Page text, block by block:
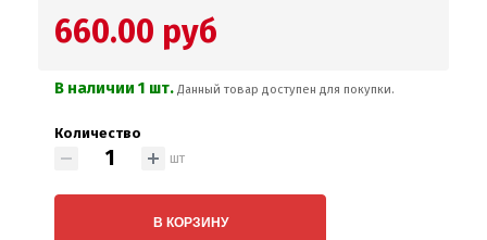
660.00 руб
В наличии 1 шт. Данный товар доступен для покупки.
Количество
шт
В КОРЗИНУ